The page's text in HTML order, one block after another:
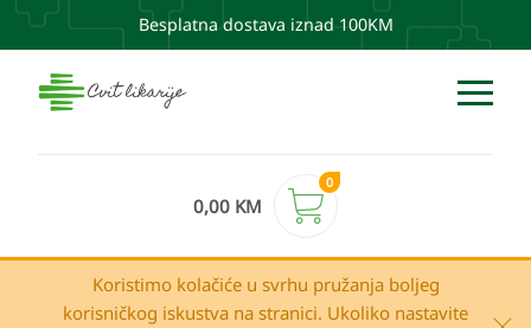
Besplatna dostava iznad 100KM
0,00 KM
0
Koristimo kolačiće u svrhu pružanja boljeg
korisničkog iskustva na stranici. Ukoliko nastavite